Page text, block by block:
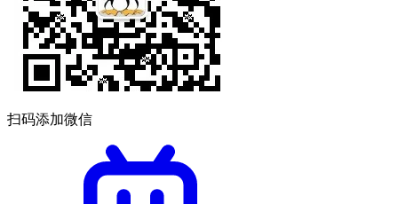
扫码添加微信